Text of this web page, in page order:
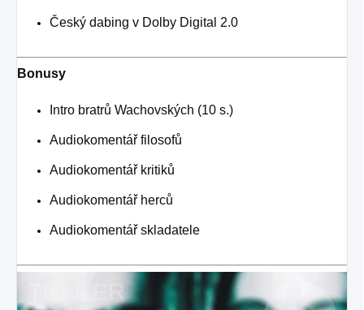
Český dabing v Dolby Digital 2.0
Bonusy
Intro bratrů Wachovských (10 s.)
Audiokomentář filosofů
Audiokomentář kritiků
Audiokomentář herců
Audiokomentář skladatele